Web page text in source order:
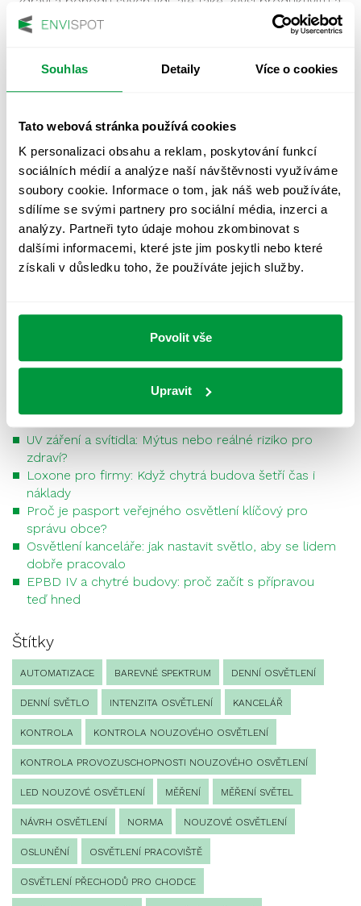
Souhlas Detaily Více o cookies
Tato webová stránka používá cookies
K personalizaci obsahu a reklam, poskytování funkcí
sociálních médií a analýze naší návštěvnosti využíváme
soubory cookie. Informace o tom, jak náš web používáte,
sdílíme se svými partnery pro sociální média, inzerci a
analýzy. Partneři tyto údaje mohou zkombinovat s
dalšími informacemi, které jste jim poskytli nebo které
získali v důsledku toho, že používáte jejich služby.
Povolit vše
Upravit
konkurenceschopnost.
Kontaktujte nás a společně nastavíme řešení, které
podpoří zdraví i výkon vašich zaměstnanců, ať už v
NECHTE SI ZMĚŘIT KVALITU OSVĚTLENÍ
VE VAŠÍ FIRMĚ
30.09.2025
Teplé nebo studené světlo do veřejných
prostor? Jak vybrat správně»
Nejnovější příspěvky
UV záření a svítidla: Mýtus nebo reálné riziko pro
zdraví?
Loxone pro firmy: Když chytrá budova šetří čas i
náklady
Proč je pasport veřejného osvětlení klíčový pro
správu obce?
Osvětlení kanceláře: jak nastavit světlo, aby se lidem
dobře pracovalo
EPBD IV a chytré budovy: proč začít s přípravou
teď hned
Štítky
AUTOMATIZACE BAREVNÉ SPEKTRUM DENNÍ OSVĚTLENÍ
DENNÍ SVĚTLO INTENZITA OSVĚTLENÍ KANCELÁŘ
KONTROLA KONTROLA NOUZOVÉHO OSVĚTLENÍ
KONTROLA PROVOZUSCHOPNOSTI NOUZOVÉHO OSVĚTLENÍ
LED NOUZOVÉ OSVĚTLENÍ MĚŘENÍ MĚŘENÍ SVĚTEL
NÁVRH OSVĚTLENÍ NORMA NOUZOVÉ OSVĚTLENÍ
OSLUNĚNÍ OSVĚTLENÍ PRACOVIŠTĚ
OSVĚTLENÍ PŘECHODŮ PRO CHODCE